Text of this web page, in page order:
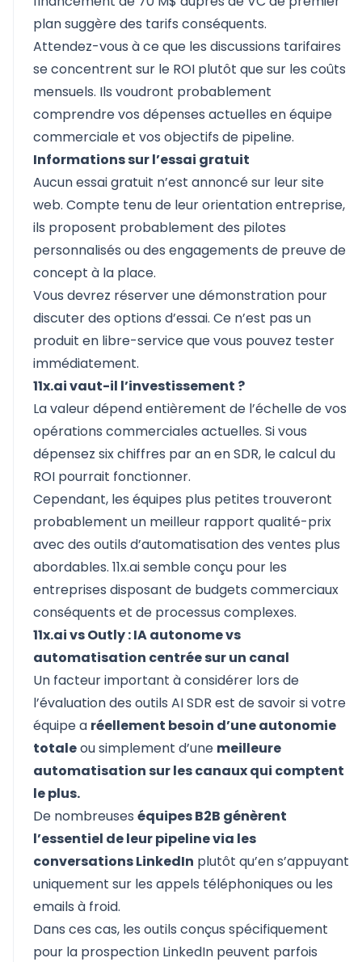
plan suggère des tarifs conséquents.
Attendez-vous à ce que les discussions tarifaires
se concentrent sur le ROI plutôt que sur les coûts
mensuels. Ils voudront probablement
comprendre vos dépenses actuelles en équipe
commerciale et vos objectifs de pipeline.
Informations sur l’essai gratuit
Aucun essai gratuit n’est annoncé sur leur site
web. Compte tenu de leur orientation entreprise,
ils proposent probablement des pilotes
personnalisés ou des engagements de preuve de
concept à la place.
Vous devrez réserver une démonstration pour
discuter des options d’essai. Ce n’est pas un
produit en libre-service que vous pouvez tester
immédiatement.
11x.ai vaut-il l’investissement ?
La valeur dépend entièrement de l’échelle de vos
opérations commerciales actuelles. Si vous
dépensez six chiffres par an en SDR, le calcul du
ROI pourrait fonctionner.
Cependant, les équipes plus petites trouveront
probablement un meilleur rapport qualité-prix
avec des outils d’automatisation des ventes plus
abordables. 11x.ai semble conçu pour les
entreprises disposant de budgets commerciaux
conséquents et de processus complexes.
11x.ai vs Outly : IA autonome vs
automatisation centrée sur un canal
Un facteur important à considérer lors de
l’évaluation des outils AI SDR est de savoir si votre
équipe a réellement besoin d’une autonomie
totaleou simplement d’une meilleure
automatisation sur les canaux qui comptent
le plus.
De nombreuses équipes B2B génèrent
l’essentiel de leur pipeline via les
conversations LinkedIn plutôt qu’en s’appuyant
uniquement sur les appels téléphoniques ou les
emails à froid.
Dans ces cas, les outils conçus spécifiquement
pour la prospection LinkedIn peuvent parfois